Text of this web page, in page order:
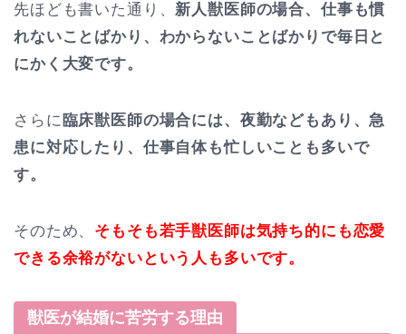
先ほども書いた通り、新人獣医師の場合、仕事も慣
れないことばかり、わからないことばかりで毎日と
にかく大変です。
さらに 臨床獣医師の場合には、夜勤などもあり、急
患に対応したり、仕事自体も忙しいことも多いで
す。
そのため、 そもそも若手獣医師は気持ち的にも恋愛
できる余裕がないという人も多いです。
獣医が結婚に苦労する理由